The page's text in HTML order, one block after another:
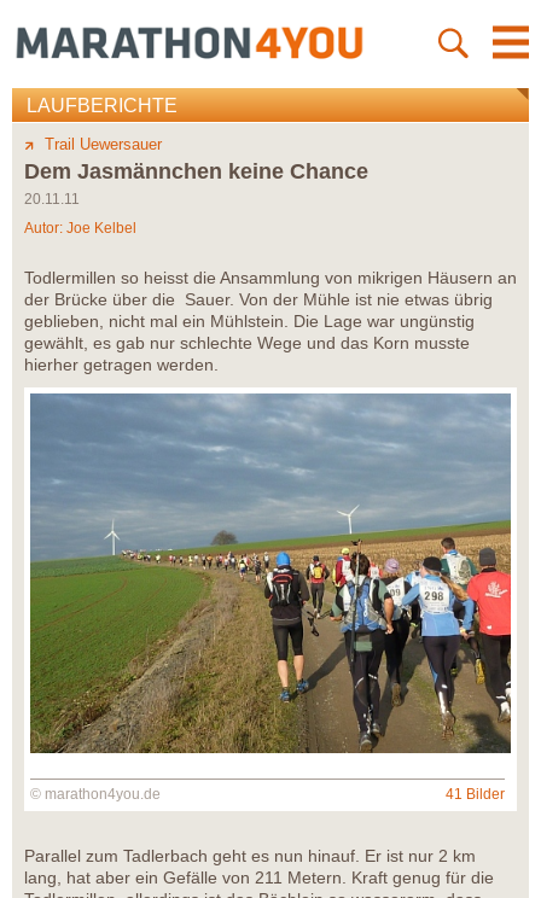
LAUFBERICHTE
Trail Uewersauer
Dem Jasmännchen keine Chance
20.11.11
Autor: Joe Kelbel
Todlermillen so heisst die Ansammlung von mikrigen Häusern an
der Brücke über die Sauer. Von der Mühle ist nie etwas übrig
geblieben, nicht mal ein Mühlstein. Die Lage war ungünstig
gewählt, es gab nur schlechte Wege und das Korn musste
hierher getragen werden.
© marathon4you.de 41 Bilder
Parallel zum Tadlerbach geht es nun hinauf. Er ist nur 2 km
lang, hat aber ein Gefälle von 211 Metern. Kraft genug für die